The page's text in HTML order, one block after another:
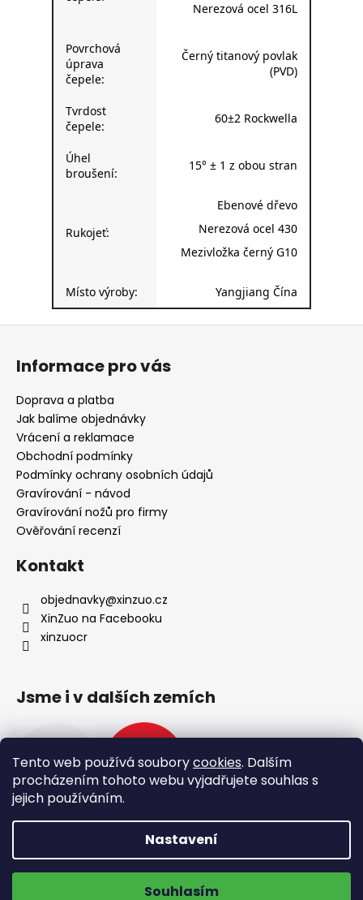
Tento web používá souborycookies. Dalším
procházením tohoto webu vyjadřujete souhlas s
jejich používáním.
Nastavení
Souhlasím
Doprava zdarma na výdejní místa
Nerezová ocel 316L
Povrchová
úprava
čepele:
Černý titanový povlak
(PVD)
Tvrdost
čepele:
60±2 Rockwella
Úhel
broušení:
15° ± 1 z obou stran
Rukojeť:
Ebenové dřevo
Nerezová ocel 430
Mezivložka černý G10
Místo výroby: Yangjiang Čína
Informace pro vás
Doprava a platba
Jak balíme objednávky
Vrácení a reklamace
Obchodní podmínky
Podmínky ochrany osobních údajů
Gravírování - návod
Gravírování nožů pro firmy
Ověřování recenzí
Kontakt
objednavky@xinzuo.cz
XinZuo na Facebooku
xinzuocr
Jsme i v dalších zemích
Copyright 2026XinZuo. Všechna práva vyhrazena.
Upravit nastavení cookies